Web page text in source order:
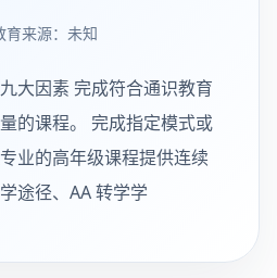
育来源： 未知
大因素 完成符合通识教育
的课程。 完成指定模式或
业的高年级课程提供连续
途径、AA 转学学